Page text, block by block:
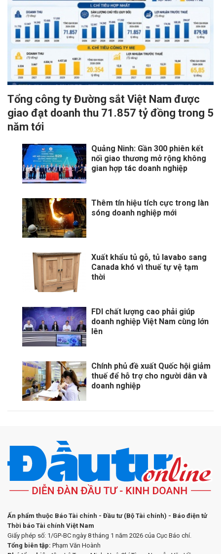
Tổng công ty Đường sắt Việt Nam được
giao đạt doanh thu 71.857 tỷ đồng trong 5
năm tới
Quảng Ninh: Gần 300 phiên kết
nối giao thương mở rộng không
gian hợp tác doanh nghiệp
Thêm tín hiệu tích cực trong làn
sóng doanh nghiệp mới
Xuất khẩu tủ gỗ, tủ lavabo sang
Canada khó vì thuế tự vệ tạm
thời
FDI chất lượng cao phải giúp
doanh nghiệp Việt Nam cùng lớn
lên
Chính phủ đề xuất Quốc hội giảm
thuế để hỗ trợ cho người dân và
doanh nghiệp
Ấn phẩm thuộc Báo Tài chính - Đầu tư (Bộ Tài chính) - Báo điện tử
Thời báo Tài chính Việt Nam
Giấy phép số: 1/GP-BC ngày 8 tháng 1 năm 2026 của Cục Báo chí.
Tổng biên tập: Phạm Văn Hoành